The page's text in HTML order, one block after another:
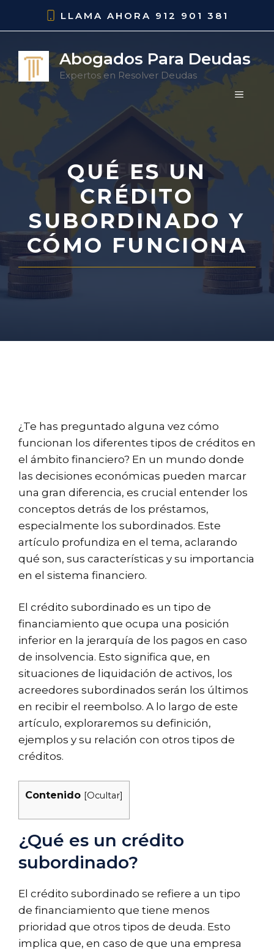
LLAMA AHORA 912 901 381
Abogados Para Deudas
Expertos en Resolver Deudas
MENÚ
QUÉ ES UN
CRÉDITO
SUBORDINADO Y
CÓMO FUNCIONA
¿Te has preguntado alguna vez cómo
funcionan los diferentes tipos de créditos en
el ámbito financiero? En un mundo donde
las decisiones económicas pueden marcar
una gran diferencia, es crucial entender los
conceptos detrás de los préstamos,
especialmente los subordinados. Este
artículo profundiza en el tema, aclarando
qué son, sus características y su importancia
en el sistema financiero.
El crédito subordinado es un tipo de
financiamiento que ocupa una posición
inferior en la jerarquía de los pagos en caso
de insolvencia. Esto significa que, en
situaciones de liquidación de activos, los
acreedores subordinados serán los últimos
en recibir el reembolso. A lo largo de este
artículo, exploraremos su definición,
ejemplos y su relación con otros tipos de
créditos.
Contenido [Ocultar]
¿Qué es un crédito
subordinado?
El crédito subordinado se refiere a un tipo
de financiamiento que tiene menos
prioridad que otros tipos de deuda. Esto
implica que, en caso de que una empresa